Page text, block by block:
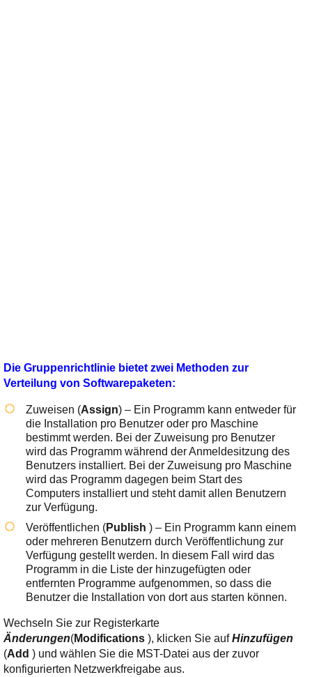
Die Gruppenrichtlinie bietet zwei Methoden zur
Verteilung von Softwarepaketen:
Zuweisen (Assign) – Ein Programm kann entweder für
die Installation pro Benutzer oder pro Maschine
bestimmt werden. Bei der Zuweisung pro Benutzer
wird das Programm während der Anmeldesitzung des
Benutzers installiert. Bei der Zuweisung pro Maschine
wird das Programm dagegen beim Start des
Computers installiert und steht damit allen Benutzern
zur Verfügung.
Veröffentlichen (Publish ) – Ein Programm kann einem
oder mehreren Benutzern durch Veröffentlichung zur
Verfügung gestellt werden. In diesem Fall wird das
Programm in die Liste der hinzugefügten oder
entfernten Programme aufgenommen, so dass die
Benutzer die Installation von dort aus starten können.
Wechseln Sie zur Registerkarte
Änderungen(Modifications), klicken Sie aufHinzufügen
(Add ) und wählen Sie die MST-Datei aus der zuvor
konfigurierten Netzwerkfreigabe aus.